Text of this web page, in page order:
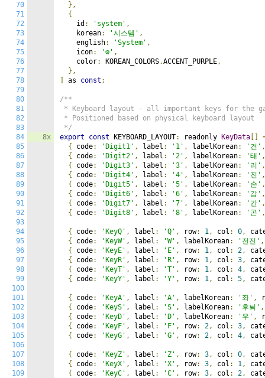
70
71
72
73
74
75
76
77
78
79
80
81
82
83
84
85
86
87
88
89
90
91
92
93
94
95
96
97
98
99
100
101
102
103
104
105
106
107
108
109
8x
},
{
    id
: 'system' ,
    korean
: '시스템' ,
    english
: 'System' ,
    icon
: '⚙️' ,
    color
: KOREAN_COLORS.ACCENT_PURPLE,
},
as const ;
/**
* Keyboard layout - all important keys for the
* Positioned based on physical keyboard layout
*/
export
const KEYBOARD_LAYOUT: readonly KeyData
{
code: 'Digit1' , label : '1' , labelKorean: '건' ,
{
code: 'Digit2' , label : '2' , labelKorean: '태' ,
{
code: 'Digit3' , label : '3' , labelKorean: '리' ,
{
code: 'Digit4' , label : '4' , labelKorean: '진' ,
{
code: 'Digit5' , label : '5' , labelKorean: '손' ,
{
code: 'Digit6' , label : '6' , labelKorean: '감' ,
{
code: 'Digit7' , label : '7' , labelKorean: '간' ,
{
code: 'Digit8' , label : '8' , labelKorean: '곤' ,
{ code: 'KeyQ' , label : 'Q' , row: 1, col : 0,
{
code: 'KeyW' , label : 'W' , labelKorean: '전진' ,
{
code: 'KeyE' , label : 'E' , row: 1, col : 2,
{
code: 'KeyR' , label : 'R' , row: 1, col : 3,
{
code: 'KeyT' , label : 'T' , row: 1, col : 4,
{
code: 'KeyY' , label : 'Y' , row: 1, col : 5,
{ code: 'KeyA' , label : 'A' , labelKorean: '좌' ,
{
code: 'KeyS' , label : 'S' , labelKorean: '후퇴' ,
{
code: 'KeyD' , label : 'D' , labelKorean: '우' ,
{
code: 'KeyF' , label : 'F' , row: 2, col : 3,
{
code: 'KeyG' , label : 'G' , row: 2, col : 4,
{ code: 'KeyZ' , label : 'Z' , row: 3, col : 0,
{
code: 'KeyX' , label : 'X' , row: 3, col : 1,
{
code: 'KeyC' , label : 'C' , row: 3, col : 2,